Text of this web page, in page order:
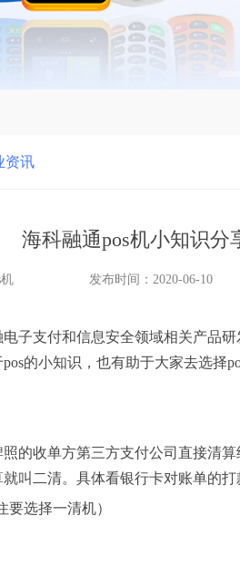
资讯
海科融通pos机小知识分
发布时间：2020-06-10
子支付和信息安全领域相关产品
的小知识，也有助于大家去选择
的收单方第三方支付公司直接清
叫二清。具体看银行卡对账单的打
要选择一清机）